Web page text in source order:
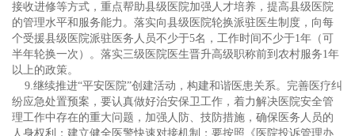
接收进修等方式，重点帮助县级医院加强人才培养，提高县级医院
的管理水平和服务能力。落实向县级医院轮换派驻医生制度，向每
个受援县级医院派驻医务人员不少于5名，工作时间不少于1年（可
半年轮换一次）。落实三级医院医生晋升高级职称前到农村服务1年
以上的政策。
9.继续推进“平安医院”创建活动，构建和谐医患关系。完善医疗纠
纷应急处置预案，要认真做好治安保卫工作，着力解决医院安全管
理工作中存在的重大问题，加强人防、技防措施，确保医务人员的
人身权利；建立健全医警快速对接机制；要按照《医院投诉管理办